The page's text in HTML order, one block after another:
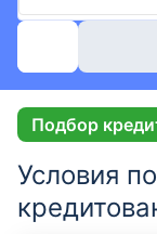
Подбор
Условия